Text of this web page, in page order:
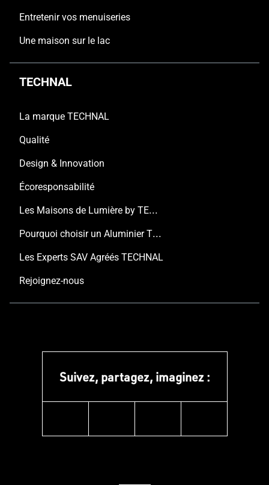
Entretenir vos menuiseries
Une maison sur le lac
TECHNAL
La marque TECHNAL
Qualité
Design & Innovation
Écoresponsabilité
Les Maisons de Lumière by TECHNAL
Pourquoi choisir un Aluminier TECHNAL ?
Les Experts SAV Agréés TECHNAL
Rejoignez-nous
Suivez, partagez, imaginez :